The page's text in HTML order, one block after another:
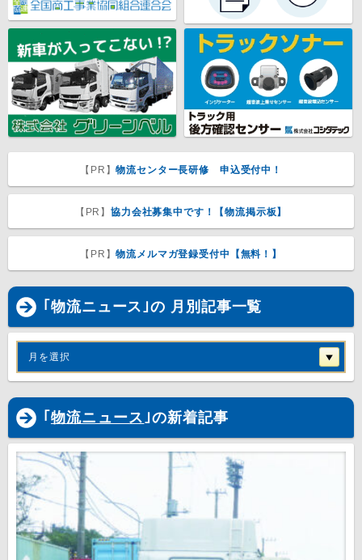
【PR】物流センター長研修 申込受付中！
【PR】協力会社募集中です！【物流掲示板】
【PR】物流メルマガ登録受付中【無料！】
｢物流ニュース｣の 月別記事一覧
月を選択
｢ 物流ニュース｣の新着記事